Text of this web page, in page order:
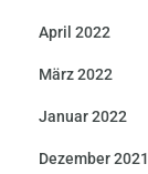
April 2022
März 2022
Januar 2022
Dezember 2021